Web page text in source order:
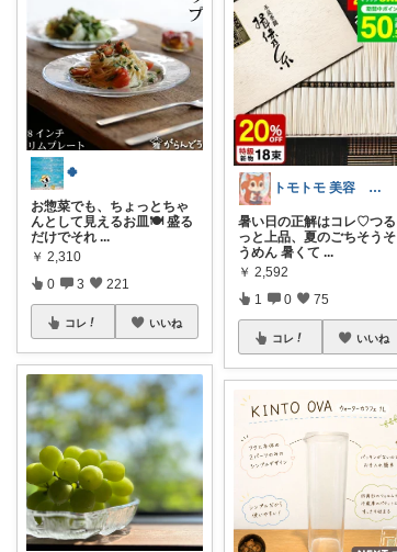
🍀
お惣菜でも、ちょっとちゃ
んとして見えるお皿🍽️ 盛る
だけでそれ ...
￥ 2,310
0 3 221
コレ いいね
トモトモ 美容 食品 子育てルーム
暑い日の正解はコレ♡つる
っと上品、夏のごちそうそ
うめん 暑くて ...
￥ 2,592
1 0 75
コレ いいね